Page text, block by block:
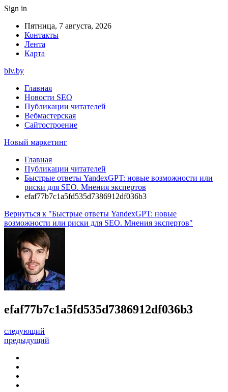
Sign in
Пятница, 7 августа, 2026
Контакты
Лента
Карта
blv.by
Главная
Новости SEO
Публикации читателей
Вебмастерская
Сайтостроение
Новый маркетинг
Главная
Публикации читателей
Быстрые ответы YandexGPT: новые возможности или
риски для SEO. Мнения экспертов
efaf77b7c1a5fd535d7386912df036b3
Вернуться к "Быстрые ответы YandexGPT: новые
возможности или риски для SEO. Мнения экспертов"
efaf77b7c1a5fd535d7386912df036b3
следующий
предыдущий